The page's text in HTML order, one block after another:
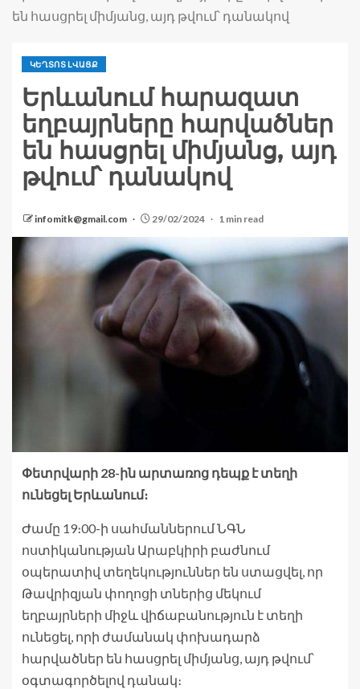
են հասցրել միմյանց, այդ թվում՝ դանակով
ԿԵՂՏՈՏ ԼՎԱՑՔ
Երևանում հարազատ
եղբայրները հարվածներ
են հասցրել միմյանց, այդ
թվում՝ դանակով
infomitk@gmail.com 29/02/2024 1 min read
Փետրվարի 28-ին արտառոց դեպք է տեղի
ունեցել Երևանում։
Ժամը 19։00-ի սահմաններում ՆԳՆ
ոստիկանության Արաբկիրի բաժնում
օպերատիվ տեղեկություններ են ստացվել, որ
Թավրիզյան փողոցի տներից մեկում
եղբայրների միջև վիճաբանություն է տեղի
ունեցել, որի ժամանակ փոխադարձ
հարվածներ են հասցրել միմյանց, այդ թվում՝
օգտագործելով դանակ։